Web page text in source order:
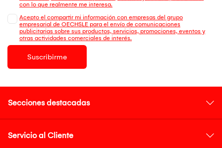
con lo que realmente me interesa.
Acepto el compartir mi información con empresas del grupo
empresarial de OECHSLE para el envío de comunicaciones
publicitarias sobre sus productos, servicios, promociones, eventos y
otras actividades comerciales de interés.
Suscribirme
Secciones destacadas
Servicio al Cliente